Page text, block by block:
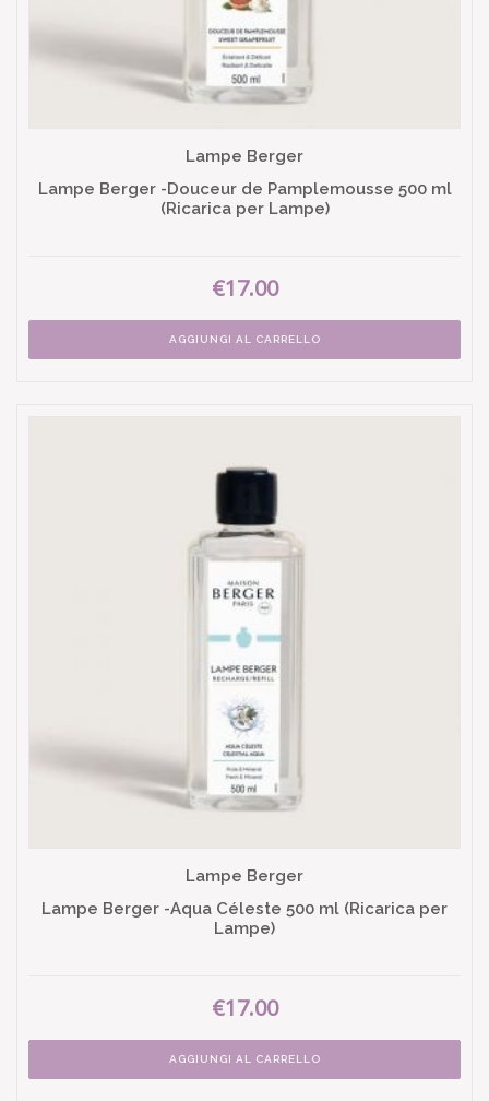
Lampe Berger
Lampe Berger -Douceur de Pamplemousse 500 ml
(Ricarica per Lampe)
€17.00
AGGIUNGI AL CARRELLO
Lampe Berger
Lampe Berger -Aqua Céleste 500 ml (Ricarica per
Lampe)
€17.00
AGGIUNGI AL CARRELLO